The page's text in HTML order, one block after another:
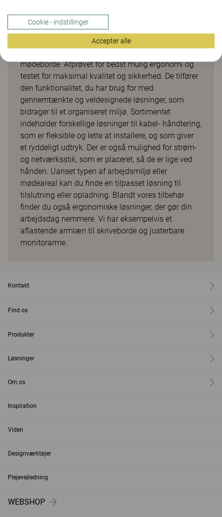
skrive- og mødeborde
Opti er vores smarte sortiment med lettilgængelige
mødeborde. Afprøvet for bedst mulig ergonomi og
testet for maksimal kvalitet og sikkerhed. De tilfører
den funktionalitet, du har brug for med
gennemtænkte og veldesignede løsninger, som
bidrager til et organiseret miljø. Sortimentet
indeholder forskellige løsninger til kabel- håndtering,
som er fleksible og lette at installere, og som giver
et ryddeligt udtryk. Der er også mulighed for strøm-
og netværksstik, som er placeret, så de er lige ved
hånden. Uanset typen af arbejdsmiljø eller
mødeareal kan du finde en tilpasset løsning til
tilslutning eller opladning. Blandt vores tilbehør
finder du også ergonomiske løsninger, der gør din
arbejdsdag nemmere. Vi har eksempelvis et
aflastende armlæn til skriveborde og justerbare
monitorarme.
Kontakt
Find os
Produkter
Løsninger
Om os
Inspiration
Viden
Designværktøjer
Plejevejledning
WEBSHOP
Cookie - indstillinger
Accepter alle